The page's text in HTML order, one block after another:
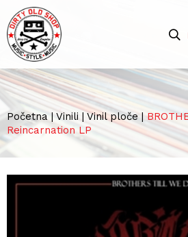
Početna | Vinili | Vinil ploče|
Reincarnation LP